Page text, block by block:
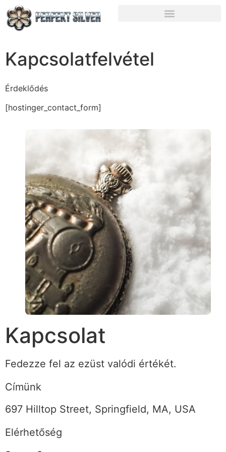
Kapcsolatfelvétel
Érdeklődés
[hostinger_contact_form]
Kapcsolat
Fedezze fel az ezüst valódi értékét.
Címünk
697 Hilltop Street, Springfield, MA, USA
Elérhetőség